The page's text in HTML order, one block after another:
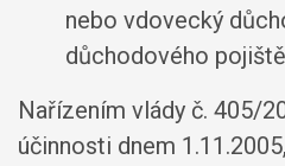
nebo vdovecký
důchodového
Nařízením vlády č. 405/
účinnosti dnem